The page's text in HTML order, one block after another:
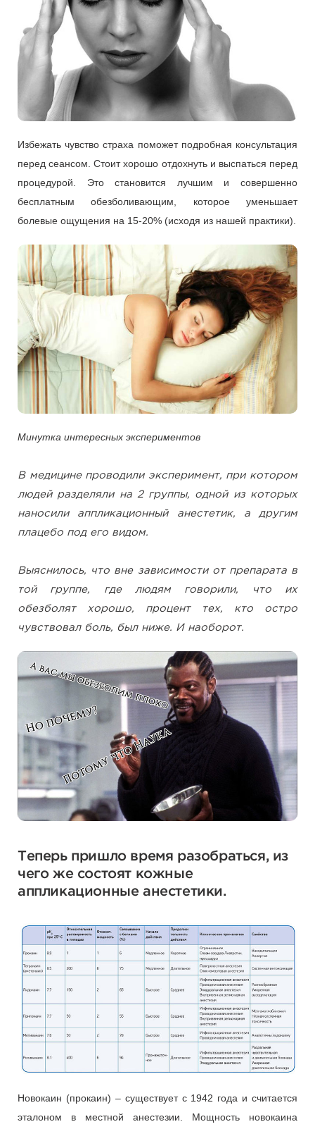
Избежать чувство страха поможет подробная консультация
перед сеансом. Стоит хорошо отдохнуть и выспаться перед
процедурой. Это становится лучшим и совершенно
бесплатным обезболивающим, которое уменьшает
болевые ощущения на 15-20% (исходя из нашей практики).
Минутка интересных экспериментов
В медицине проводили эксперимент, при котором
людей разделяли на 2 группы, одной из которых
наносили аппликационный анестетик, а другим
плацебо под его видом.
Выяснилось, что вне зависимости от препарата в
той группе, где людям говорили, что их
обезболят хорошо, процент тех, кто остро
чувствовал боль, был ниже. И наоборот.
Теперь пришло время разобраться, из
чего же состоят кожные
аппликационные анестетики.
Новокаин (прокаин) – существует с 1942 года и считается
эталоном в местной анестезии. Мощность новокаина